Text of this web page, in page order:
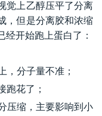
觉上乙醇压平了分离
，但是分离胶和浓缩
经开始跑上蛋白了 ：
，分子量不准；
跑花了；
压缩，主要影响到小